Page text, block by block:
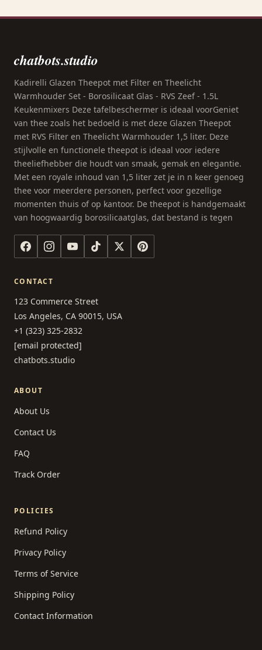
chatbots.studio
Kadirelli Glazen Theepot met Filter en Theelicht
Warmhouder Set - Borosilicaat Glas - RVS Zeef - 1.5L
Keukenmixers Deze tafelbeschermer is ideaal voorGeniet
van thee zoals het bedoeld is met deze Glazen Theepot
met RVS Filter en Theelicht Warmhouder 1,5 liter. Deze
stijlvolle en functionele theepot is ideaal voor iedere
theeliefhebber die houdt van smaak, gemak en elegantie.
Met een royale inhoud van 1,5 liter zet je in n keer genoeg
thee voor meerdere personen, perfect voor gezellige
momenten thuis of op kantoor. De theepot is handgemaakt
van hoogwaardig borosilicaatglas, dat bestand is tegen
CONTACT
123 Commerce Street
Los Angeles, CA 90015, USA
+1 (323) 325-2832
[email protected]
chatbots.studio
ABOUT
About Us
Contact Us
FAQ
Track Order
POLICIES
Refund Policy
Privacy Policy
Terms of Service
Shipping Policy
Contact Information